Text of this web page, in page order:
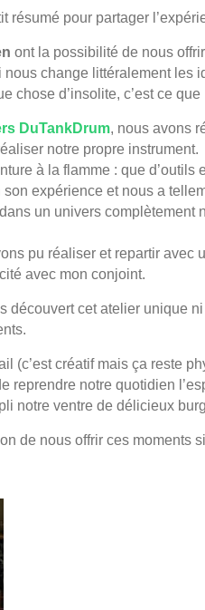
résumé pour partager
ont la possibilité de nous
change littéralement les
chose d’insolite, c’est ce
DuTankDrum, nous avons
notre propre instrument.
à la flamme : que d’outils
son expérience et nous a
un univers complètement
pu réaliser et repartir
avec mon conjoint.
découvert cet atelier unique
(c’est créatif mais ça reste
reprendre notre quotidien
notre ventre de délicieux
de nous offrir ces